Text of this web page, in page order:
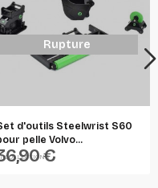
Rupture
d'outils Steelwrist S60
pelle Volvo...
COLLECTIONS€